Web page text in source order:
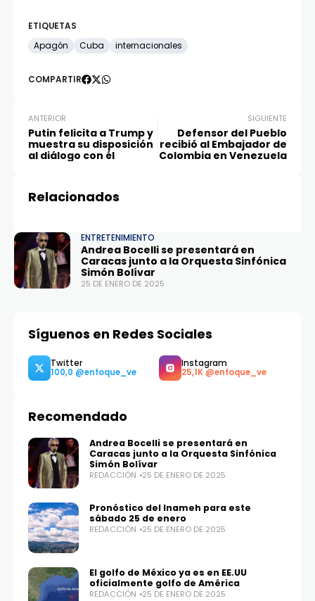
ETIQUETAS
Apagón
Cuba internacionales
COMPARTIR
ANTERIOR
Putin felicita a Trump y
muestra su disposición
al diálogo con él
SIGUIENTE
Defensor del Pueblo
recibió al Embajador de
Colombia en Venezuela
Relacionados
ENTRETENIMIENTO
Andrea Bocelli se presentará en
Caracas junto a la Orquesta Sinfónica
Simón Bolívar
25 DE ENERO DE 2025
Síguenos en Redes Sociales
Twitter
100,0
Recomendado
Andrea Bocelli se presentará en
Caracas junto a la Orquesta Sinfónica
Simón Bolívar
REDACCIÓN 25 DE ENERO DE 2025
Pronóstico del Inameh para este
sábado 25 de enero
REDACCIÓN 25 DE ENERO DE 2025
El golfo de México ya es en EE.UU
oficialmente golfo de América
REDACCIÓN 25 DE ENERO DE 2025